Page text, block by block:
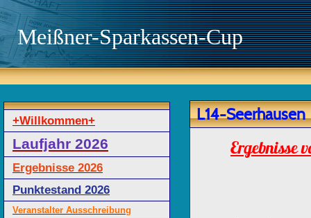
Meißner-Sparkassen-Cup
+Willkommen+
Laufjahr 2026
Ergebnisse 2026
Punktestand 2026
Veranstalter Ausschreibung
L14-Seerhausen
Ergebnisse